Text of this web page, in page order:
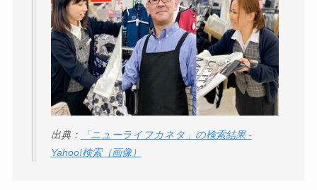
出典：
「ニューライフカネタ」の検索結果 -
Yahoo!検索（画像）